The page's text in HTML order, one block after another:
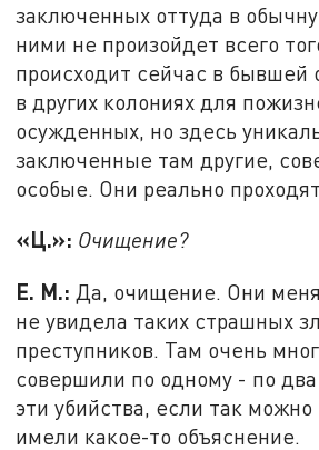
заключенных оттуда в
ними не произойдет всего
происходит сейчас в бывшей
в других колониях для
осужденных, но здесь
заключенные там другие,
особые. Они реально
«Ц.»: Очищение?
Е. М.: Да, очищение. Они
не увидела таких страшных
преступников. Там очень
совершили по одному - по два
эти убийства, если так можно
имели какое-то объяснение.